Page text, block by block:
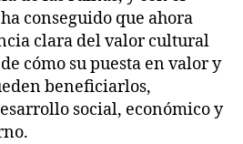
conseguido que ahora
clara del valor cultural
cómo su puesta en valor y
beneficiarlos,
social, económico y